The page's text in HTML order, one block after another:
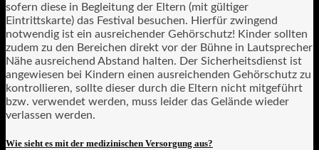
sofern diese in Begleitung der Eltern (mit gültiger
Eintrittskarte) das Festival besuchen. Hierfür zwingend
notwendig ist ein ausreichender Gehörschutz! Kinder sollten
zudem zu den Bereichen direkt vor der Bühne in Lautsprecher
Nähe ausreichend Abstand halten. Der Sicherheitsdienst ist
angewiesen bei Kindern einen ausreichenden Gehörschutz zu
kontrollieren, sollte dieser durch die Eltern nicht mitgeführt
bzw. verwendet werden, muss leider das Gelände wieder
verlassen werden.
Wie sieht es mit der medizinischen Versorgung aus?